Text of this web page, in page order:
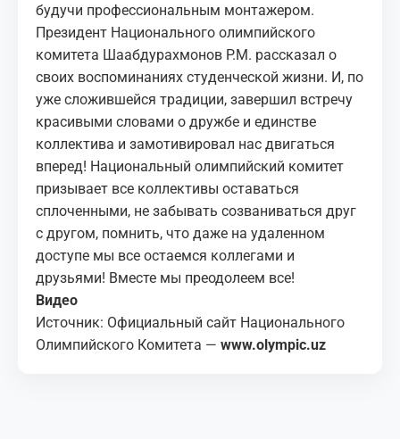
будучи профессиональным монтажером.
Президент Национального олимпийского
комитета Шаабдурахмонов Р.М. рассказал о
своих воспоминаниях студенческой жизни. И, по
уже сложившейся традиции, завершил встречу
красивыми словами о дружбе и единстве
коллектива и замотивировал нас двигаться
вперед! Национальный олимпийский комитет
призывает все коллективы оставаться
сплоченными, не забывать созваниваться друг
с другом, помнить, что даже на удаленном
доступе мы все остаемся коллегами и
друзьями! Вместе мы преодолеем все!
Видео
Источник: Официальный сайт Национального
Олимпийского Комитета — www.olympic.uz